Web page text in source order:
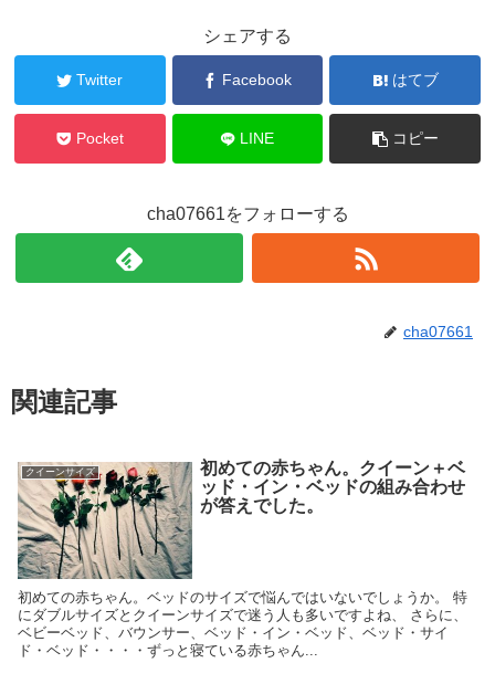
シェアする
Twitter Facebook はてブ
Pocket LINE コピー
cha07661をフォローする
cha07661
関連記事
クイーンサイズ
初めての赤ちゃん。クイーン＋ベ
ッド・イン・ベッドの組み合わせ
が答えでした。
初めての赤ちゃん。ベッドのサイズで悩んではいないでしょうか。 特
にダブルサイズとクイーンサイズで迷う人も多いですよね、 さらに、
ベビーベッド、バウンサー、ベッド・イン・ベッド、ベッド・サイ
ド・ベッド・・・・ずっと寝ている赤ちゃん...